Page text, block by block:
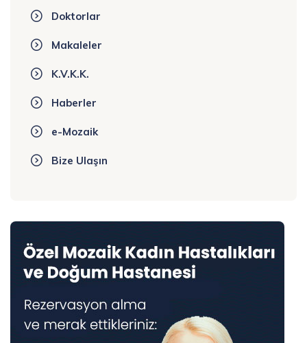
Doktorlar
Makaleler
K.V.K.K.
Haberler
e-Mozaik
Bize Ulaşın